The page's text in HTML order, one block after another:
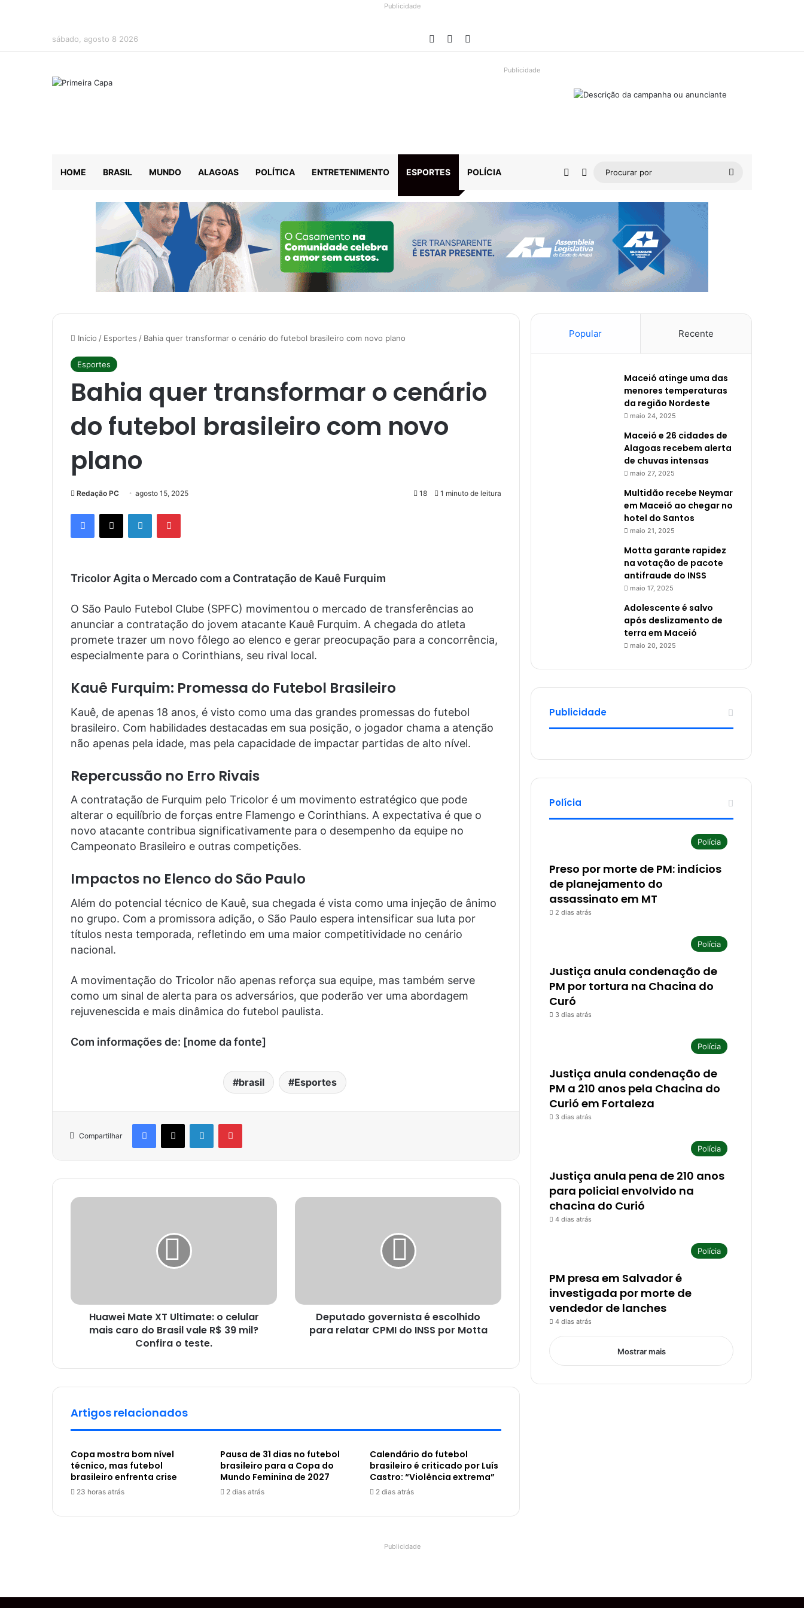
Publicidade
sábado, agosto 8 2026 Facebook
YouTube
Publicidade
HOME BRASIL MUNDO ALAGOAS POLÍTICA ENTRETENIMENTO ESPORTES POLÍCIA Barra Lateral
Switch skin
Procurar
Início / Esportes / Bahia quer transformar o cenário do futebol brasileiro com novo plano
Esportes
Bahia quer transformar o cenário
do futebol brasileiro com novo
plano
Redação PC agosto 15, 2025 18 1 minuto de leitura
Facebook
X LinkedinPinterest
Tricolor Agita o Mercado com a Contratação de Kauê Furquim
O São Paulo Futebol Clube (SPFC) movimentou o mercado de transferências ao
anunciar a contratação do jovem atacante Kauê Furquim. A chegada do atleta
promete trazer um novo fôlego ao elenco e gerar preocupação para a concorrência,
especialmente para o Corinthians, seu rival local.
Kauê Furquim: Promessa do Futebol Brasileiro
Kauê, de apenas 18 anos, é visto como uma das grandes promessas do futebol
brasileiro. Com habilidades destacadas em sua posição, o jogador chama a atenção
não apenas pela idade, mas pela capacidade de impactar partidas de alto nível.
Repercussão no Erro Rivais
A contratação de Furquim pelo Tricolor é um movimento estratégico que pode
alterar o equilíbrio de forças entre Flamengo e Corinthians. A expectativa é que o
novo atacante contribua significativamente para o desempenho da equipe no
Campeonato Brasileiro e outras competições.
Impactos no Elenco do São Paulo
Além do potencial técnico de Kauê, sua chegada é vista como uma injeção de ânimo
no grupo. Com a promissora adição, o São Paulo espera intensificar sua luta por
títulos nesta temporada, refletindo em uma maior competitividade no cenário
nacional.
A movimentação do Tricolor não apenas reforça sua equipe, mas também serve
como um sinal de alerta para os adversários, que poderão ver uma abordagem
rejuvenescida e mais dinâmica do futebol paulista.
Com informações de: [nome da fonte]
brasil Esportes
Compartilhar
Facebook
X LinkedinPinterest
Huawei Mate XT Ultimate: o celular
mais caro do Brasil vale R$ 39 mil?
Confira o teste.
Deputado governista é escolhido
para relatar CPMI do INSS por Motta
Artigos relacionados
Copa mostra bom nível
técnico, mas futebol
brasileiro enfrenta crise
23 horas atrás
Pausa de 31 dias no futebol
brasileiro para a Copa do
Mundo Feminina de 2027
2 dias atrás
Calendário do futebol
brasileiro é criticado por Luís
Castro: “Violência extrema”
2 dias atrás
Popular Recente
Maceió atinge uma das
menores temperaturas
da região Nordeste
maio 24, 2025
Maceió e 26 cidades de
Alagoas recebem alerta
de chuvas intensas
maio 27, 2025
Multidão recebe Neymar
em Maceió ao chegar no
hotel do Santos
maio 21, 2025
Motta garante rapidez
na votação de pacote
antifraude do INSS
maio 17, 2025
Adolescente é salvo
após deslizamento de
terra em Maceió
maio 20, 2025
Publicidade
Polícia
Polícia
Preso por morte de PM: indícios
de planejamento do
assassinato em MT
2 dias atrás
Polícia
Justiça anula condenação de
PM por tortura na Chacina do
Curó
3 dias atrás
Polícia
Justiça anula condenação de
PM a 210 anos pela Chacina do
Curió em Fortaleza
3 dias atrás
Polícia
Justiça anula pena de 210 anos
para policial envolvido na
chacina do Curió
4 dias atrás
Polícia
PM presa em Salvador é
investigada por morte de
vendedor de lanches
4 dias atrás
Mostrar mais
Publicidade